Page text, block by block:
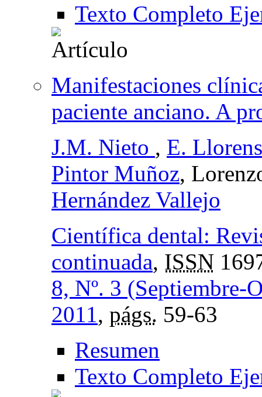
Texto Completo
Manifestaciones
paciente anciano. A
J.M. Nieto , E.
Pintor Muñoz,
Hernández Vallejo
Científica dental:
continuada, ISSN
8, Nº. 3 (Septiembre-
2011, págs. 59-63
Resumen
Texto Completo